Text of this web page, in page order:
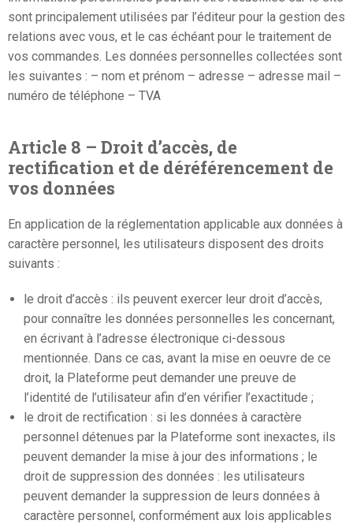
sont principalement utilisées par l’éditeur pour la gestion des
relations avec vous, et le cas échéant pour le traitement de
vos commandes. Les données personnelles collectées sont
les suivantes : – nom et prénom – adresse – adresse mail –
numéro de téléphone – TVA
Article 8 – Droit d’accès, de
rectification et de déréférencement de
vos données
En application de la réglementation applicable aux données à
caractère personnel, les utilisateurs disposent des droits
suivants :
le droit d’accès : ils peuvent exercer leur droit d’accès,
pour connaître les données personnelles les concernant,
en écrivant à l’adresse électronique ci-dessous
mentionnée. Dans ce cas, avant la mise en oeuvre de ce
droit, la Plateforme peut demander une preuve de
l’identité de l’utilisateur afin d’en vérifier l’exactitude ;
le droit de rectification : si les données à caractère
personnel détenues par la Plateforme sont inexactes, ils
peuvent demander la mise à jour des informations ; le
droit de suppression des données : les utilisateurs
peuvent demander la suppression de leurs données à
caractère personnel, conformément aux lois applicables